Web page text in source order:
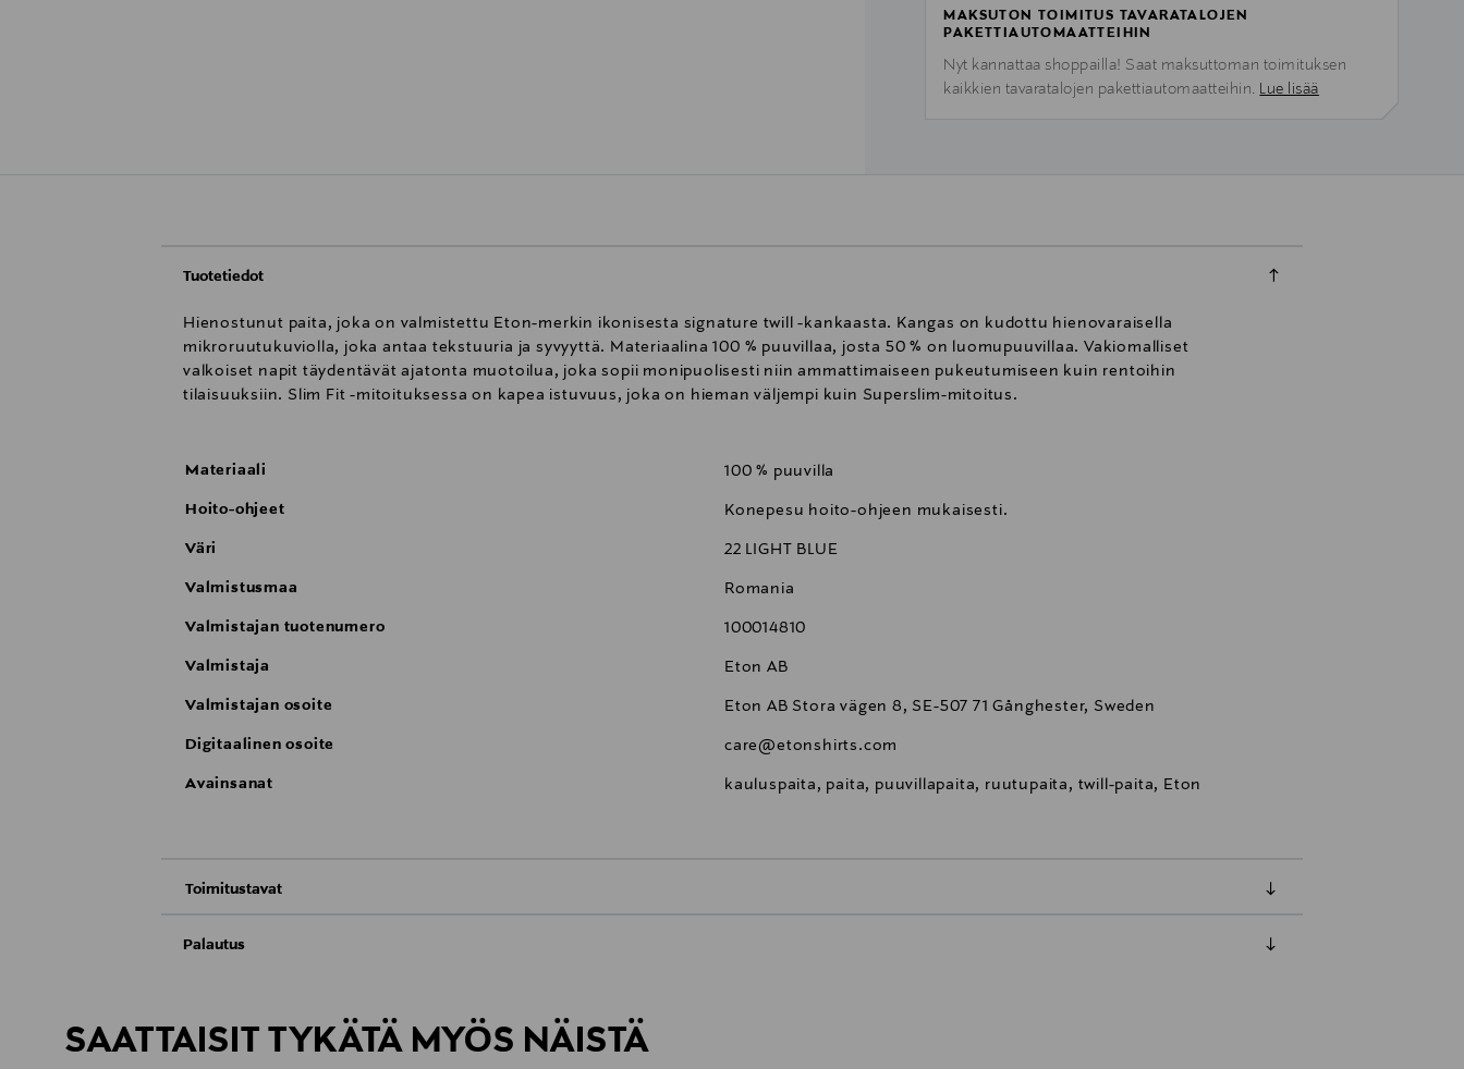
MAKSUTON TOIMITUS TAVARATALOJEN
PAKETTIAUTOMAATTEIHIN
Nyt kannattaa shoppailla! Saat maksuttoman toimituksen
kaikkien tavaratalojen pakettiautomaatteihin. Lue lisää
Tuotetiedot
Hienostunut paita, joka on valmistettu Eton-merkin ikonisesta signature twill -kankaasta. Kangas on kudottu hienovaraisella
mikroruutukuviolla, joka antaa tekstuuria ja syvyyttä. Materiaalina 100 % puuvillaa, josta 50 % on luomupuuvillaa. Vakiomalliset
valkoiset napit täydentävät ajatonta muotoilua, joka sopii monipuolisesti niin ammattimaiseen pukeutumiseen kuin rentoihin
tilaisuuksiin. Slim Fit -mitoituksessa on kapea istuvuus, joka on hieman väljempi kuin Superslim-mitoitus.
Materiaali 100 % puuvilla
Hoito-ohjeet Konepesu hoito-ohjeen mukaisesti.
Väri 22 LIGHT BLUE
Valmistusmaa Romania
Valmistajan tuotenumero 100014810
Valmistaja Eton AB
Valmistajan osoite Eton AB Stora vägen 8, SE-507 71 Gånghester, Sweden
Digitaalinen osoite care@etonshirts.com
Avainsanat kauluspaita, paita, puuvillapaita, ruutupaita, twill-paita, Eton
Toimitustavat
Kotiinkuljetus
Palautus
LUE TARKEMMAT PALAUTUSOHJEET
SAATTAISIT TYKÄTÄ MYÖS NÄISTÄ